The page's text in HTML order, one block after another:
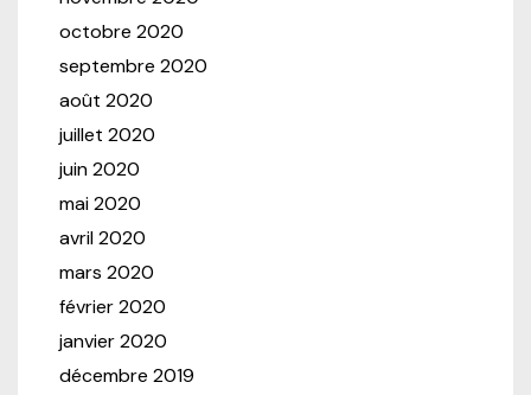
octobre 2020
septembre 2020
août 2020
juillet 2020
juin 2020
mai 2020
avril 2020
mars 2020
février 2020
janvier 2020
décembre 2019